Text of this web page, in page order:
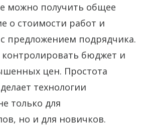
можно получить общее
о стоимости работ и
предложением подрядчика.
контролировать бюджет и
цен. Простота
технологии
только для
но и для новичков.